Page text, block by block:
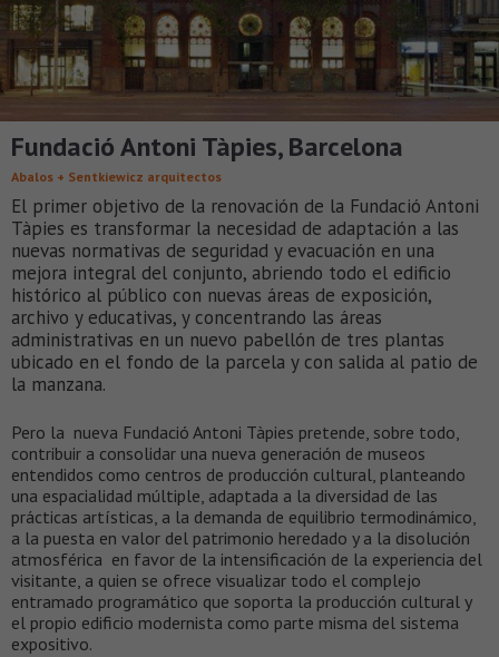
Fundació Antoni Tàpies, Barcelona
Abalos + Sentkiewicz arquitectos
El primer objetivo de la renovación de la Fundació Antoni
Tàpies es transformar la necesidad de adaptación a las
nuevas normativas de seguridad y evacuación en una
mejora integral del conjunto, abriendo todo el edificio
histórico al público con nuevas áreas de exposición,
archivo y educativas, y concentrando las áreas
administrativas en un nuevo pabellón de tres plantas
ubicado en el fondo de la parcela y con salida al patio de
la manzana.
Pero la nueva Fundació Antoni Tàpies pretende, sobre todo,
contribuir a consolidar una nueva generación de museos
entendidos como centros de producción cultural, planteando
una espacialidad múltiple, adaptada a la diversidad de las
prácticas artísticas, a la demanda de equilibrio termodinámico,
a la puesta en valor del patrimonio heredado y a la disolución
atmosférica en favor de la intensificación de la experiencia del
visitante, a quien se ofrece visualizar todo el complejo
entramado programático que soporta la producción cultural y
el propio edificio modernista como parte misma del sistema
expositivo.